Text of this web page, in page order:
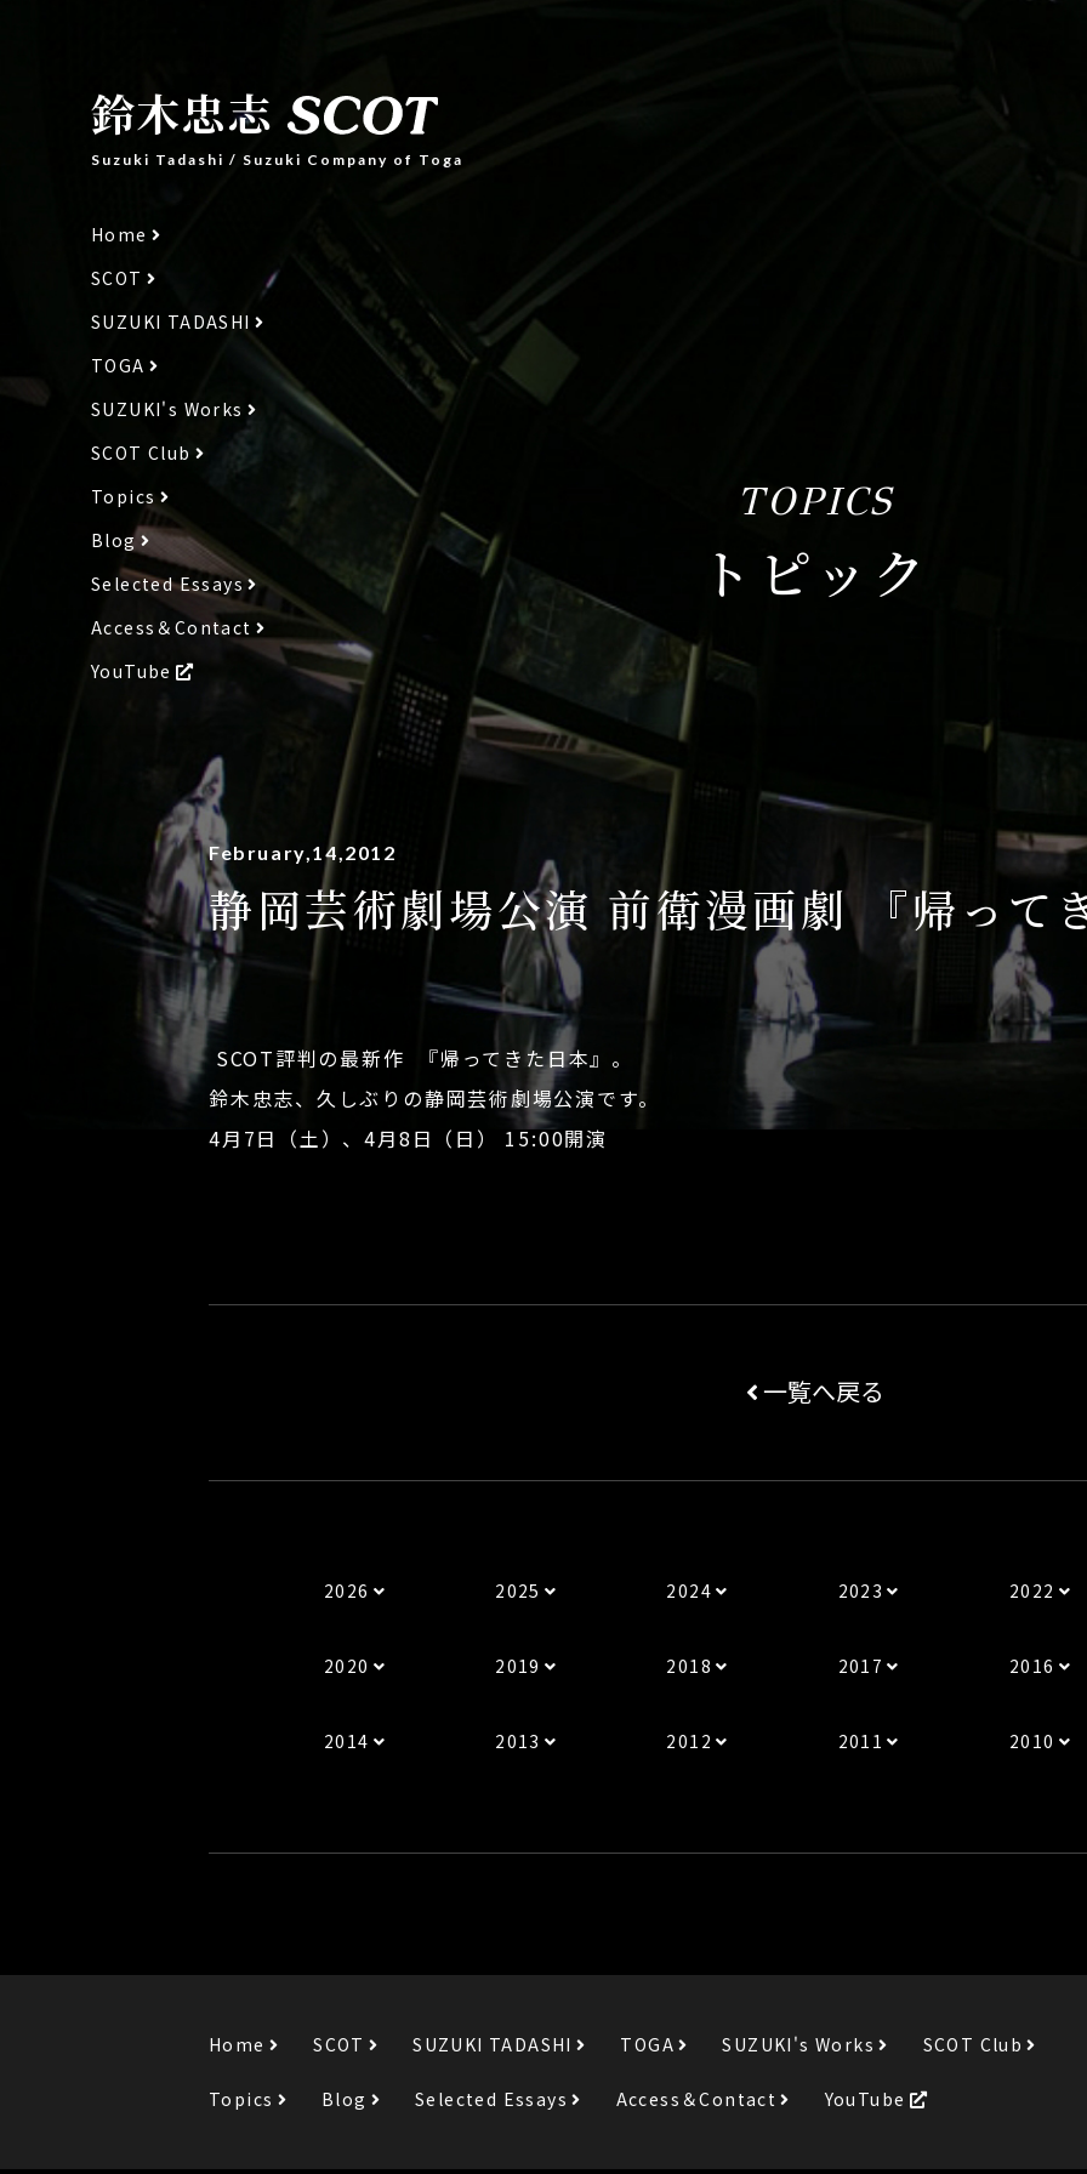
鈴木忠志
Suzuki Tadashi / Suzuki Company of Toga
Home
SCOT
SUZUKI TADASHI
TOGA
SUZUKI's Works
SCOT Club
Topics
Blog
Selected Essays
Access＆Contact
YouTube
TOPICS
トピック
February,14,2012
静岡芸術劇場公演 前衛漫画劇 『帰って
SCOT評判の最新作 『帰ってきた日本』。
鈴木忠志、久しぶりの静岡芸術劇場公演です。
4月7日（土）、4月8日（日） 15:00開演
一覧へ戻る
2026 2025 2024 2023 2022
2020 2019 2018 2017 2016
2014 2013 2012 2011 2010
Home SCOT SUZUKI TADASHI TOGA SUZUKI's Works SCOT Club
Topics Blog Selected Essays Access＆Contact YouTube